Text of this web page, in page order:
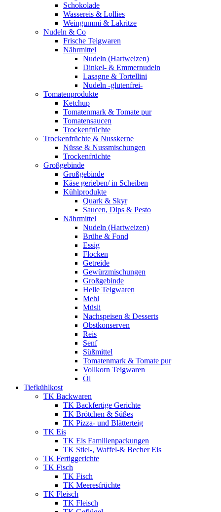
Schokolade
Wassereis & Lollies
Weingummi & Lakritze
Nudeln & Co
Frische Teigwaren
Nährmittel
Nudeln (Hartweizen)
Dinkel- & Emmernudeln
Lasagne & Tortellini
Nudeln -glutenfrei-
Tomatenprodukte
Ketchup
Tomatenmark & Tomate pur
Tomatensaucen
Trockenfrüchte
Trockenfrüchte & Nusskerne
Nüsse & Nussmischungen
Trockenfrüchte
Großgebinde
Großgebinde
Käse gerieben/ in Scheiben
Kühlprodukte
Quark & Skyr
Saucen, Dips & Pesto
Nährmittel
Nudeln (Hartweizen)
Brühe & Fond
Essig
Flocken
Getreide
Gewürzmischungen
Großgebinde
Helle Teigwaren
Mehl
Müsli
Nachspeisen & Desserts
Obstkonserven
Reis
Senf
Süßmittel
Tomatenmark & Tomate pur
Vollkorn Teigwaren
Öl
Tiefkühlkost
TK Backwaren
TK Backfertige Gerichte
TK Brötchen & Süßes
TK Pizza- und Blätterteig
TK Eis
TK Eis Familienpackungen
TK Stiel-, Waffel-& Becher Eis
TK Fertiggerichte
TK Fisch
TK Fisch
TK Meeresfrüchte
TK Fleisch
TK Fleisch